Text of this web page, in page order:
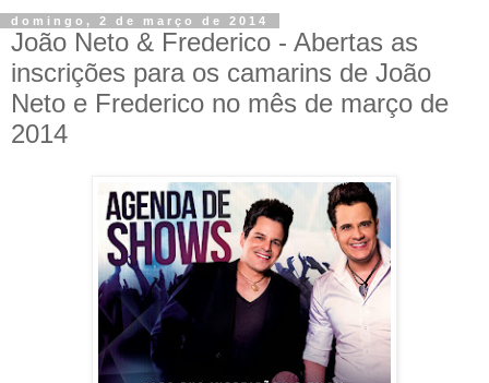
domingo, 2 de março de 2014
João Neto & Frederico - Abertas as
inscrições para os camarins de João
Neto e Frederico no mês de março de
2014